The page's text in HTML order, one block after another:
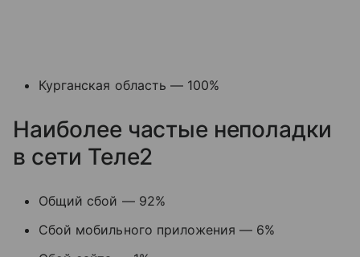
Курганская область — 100%
Наиболее частые неполадки
в сети Теле2
Общий сбой — 92%
Сбой мобильного приложения — 6%